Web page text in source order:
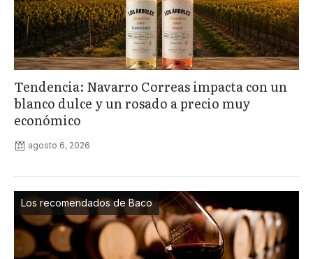
Tendencia: Navarro Correas impacta con un
blanco dulce y un rosado a precio muy
económico
agosto 6, 2026
Los recomendados de Baco